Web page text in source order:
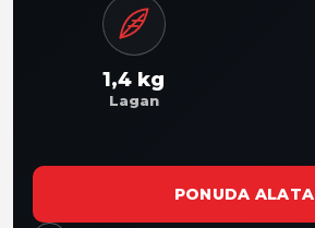
1,4 kg
Lagan
PONUDA ALATA